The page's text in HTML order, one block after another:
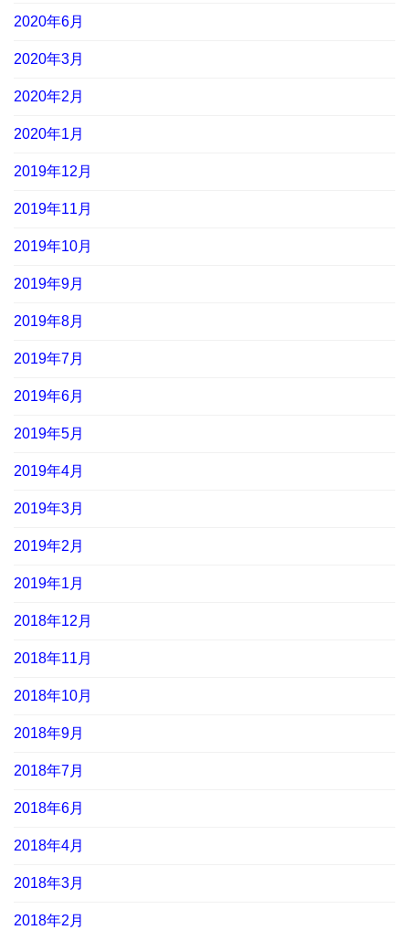
2020年6月
2020年3月
2020年2月
2020年1月
2019年12月
2019年11月
2019年10月
2019年9月
2019年8月
2019年7月
2019年6月
2019年5月
2019年4月
2019年3月
2019年2月
2019年1月
2018年12月
2018年11月
2018年10月
2018年9月
2018年7月
2018年6月
2018年4月
2018年3月
2018年2月